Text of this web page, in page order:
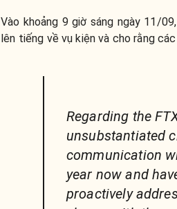
Vào khoảng 9 giờ sáng ngày 11/
lên tiếng về vụ kiện và cho rằng
Regarding the
unsubstantiated
communication
year now and
proactively